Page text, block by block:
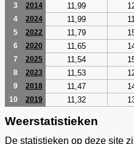
3 2014 11,99
4 2024 11,99
5 2022 11,79
6 2020 11,65
7 2025 11,54
8 2023 11,53
9 2018 11,47
10 2019 11,32
Weerstatistieken
De statistieken op deze site